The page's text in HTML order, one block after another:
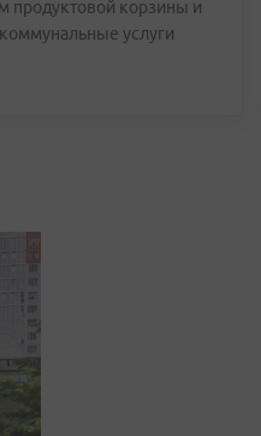
продуктовой корзины и
услуги